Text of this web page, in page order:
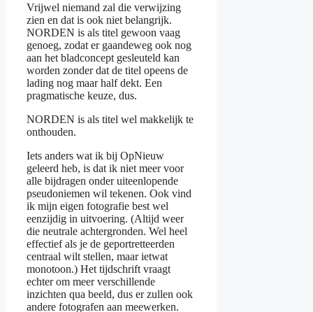
Vrijwel niemand zal die verwijzing
zien en dat is ook niet belangrijk.
NORDEN is als titel gewoon vaag
genoeg, zodat er gaandeweg ook nog
aan het bladconcept gesleuteld kan
worden zonder dat de titel opeens de
lading nog maar half dekt. Een
pragmatische keuze, dus.
NORDEN is als titel wel makkelijk te
onthouden.
Iets anders wat ik bij OpNieuw
geleerd heb, is dat ik niet meer voor
alle bijdragen onder uiteenlopende
pseudoniemen wil tekenen. Ook vind
ik mijn eigen fotografie best wel
eenzijdig in uitvoering. (Altijd weer
die neutrale achtergronden. Wel heel
effectief als je de geportretteerden
centraal wilt stellen, maar ietwat
monotoon.) Het tijdschrift vraagt
echter om meer verschillende
inzichten qua beeld, dus er zullen ook
andere fotografen aan meewerken.